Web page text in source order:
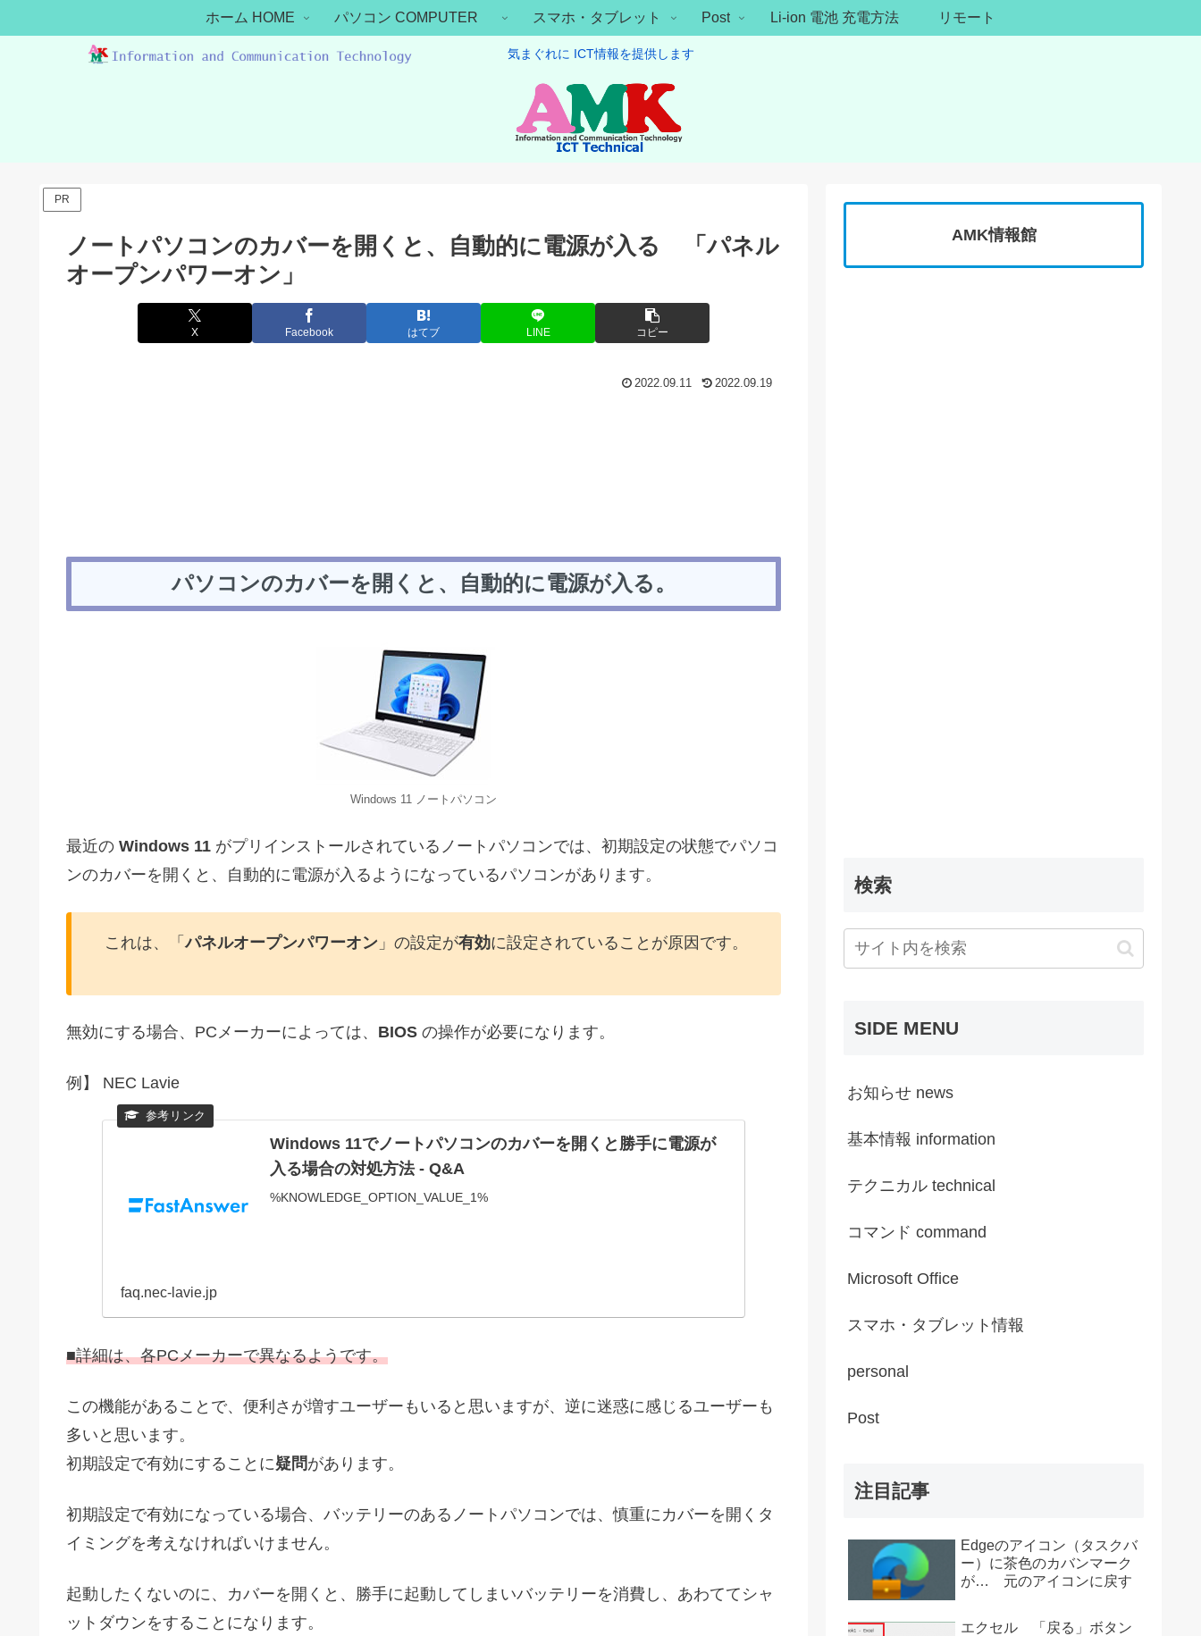
気まぐれに ICT情報を提供します
ホーム HOME パソコン COMPUTER スマホ・タブレット Post Li-ion 電池 充電方法 リモート
PR
ノートパソコンのカバーを開くと、自動的に電源が入る 「パネル
オープンパワーオン」
X Facebook はてブ LINE コピー
2022.09.11 2022.09.19
パソコンのカバーを開くと、自動的に電源が入る。
Windows 11 ノートパソコン
最近の Windows 11 がプリインストールされているノートパソコンでは、初期設定の状態でパソコ
ンのカバーを開くと、自動的に電源が入るようになっているパソコンがあります。
これは、「パネルオープンパワーオン 」の設定が有効に設定されていることが原因です。
無効にする場合、PCメーカーによっては、 BIOS の操作が必要になります。
例】 NEC Lavie
Windows 11でノートパソコンのカバーを開くと勝手に電源が
入る場合の対処方法 - Q&A
%KNOWLEDGE_OPTION_VALUE_1%
faq.nec-lavie.jp
■詳細は、各PCメーカーで異なるようです。
この機能があることで、便利さが増すユーザーもいると思いますが、逆に迷惑に感じるユーザーも
多いと思います。
初期設定で有効にすることに疑問があります。
初期設定で有効になっている場合、バッテリーのあるノートパソコンでは、慎重にカバーを開くタ
イミングを考えなければいけません。
起動したくないのに、カバーを開くと、勝手に起動してしまいバッテリーを消費し、あわててシャ
ットダウンをすることになります。
AMK情報館
検索
SIDE MENU
お知らせ news
基本情報 information
テクニカル technical
コマンド command
Microsoft Office
スマホ・タブレット情報
personal
Post
注目記事
Edgeのアイコン（タスクバ
ー）に茶色のカバンマーク
が… 元のアイコンに戻す
エクセル 「戻る」ボタン